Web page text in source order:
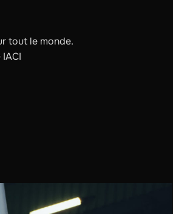
tout le monde.